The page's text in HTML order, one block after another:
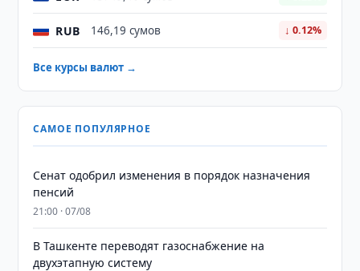
RUB 146,19 сумов ↓ 0.12%
Все курсы валют →
САМОЕ ПОПУЛЯРНОЕ
Сенат одобрил изменения в порядок назначения
пенсий
21:00 · 07/08
В Ташкенте переводят газоснабжение на
двухэтапную систему